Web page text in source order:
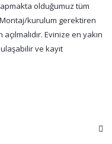
olduğumuz tüm
Montaj/kurulum gerektiren
Evinize en yakın
ve kayıt